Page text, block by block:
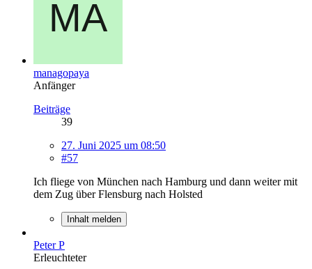
managopaya
Anfänger
Beiträge
39
27. Juni 2025 um 08:50
#57
Ich fliege von München nach Hamburg und dann weiter mit
dem Zug über Flensburg nach Holsted
Inhalt melden
Peter P
Erleuchteter